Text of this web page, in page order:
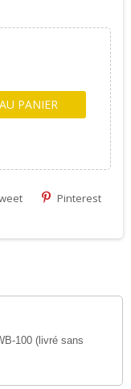
PANIER
Pinterest
100 (livré sans